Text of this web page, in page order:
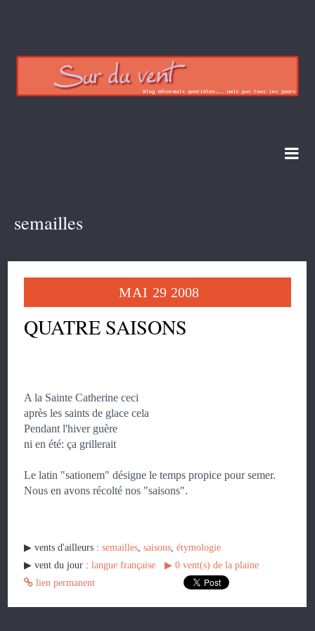
semailles
MAI 29 2008
QUATRE SAISONS
A la Sainte Catherine ceci
après les saints de glace cela
Pendant l'hiver guère
ni en été: ça grillerait
Le latin "sationem" désigne le temps propice pour semer.
Nous en avons récolté nos "saisons".
▶︎ vents d'ailleurs :semailles ,saisons ,étymologie
▶︎ vent du jour :langue française ▶︎ 0 vent(s) de la plaine
lien permanent